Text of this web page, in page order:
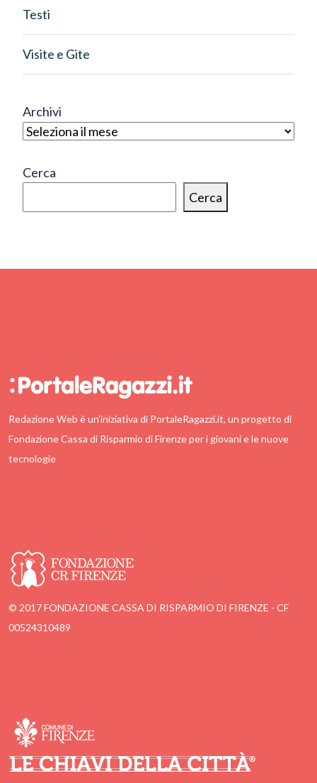
Testi
Visite e Gite
Archivi
Cerca
Cerca
Redazione Web è un'iniziativa di PortaleRagazzi.it, un progetto di
Fondazione Cassa di Risparmio di Firenze per i giovani e le nuove
tecnologie
© 2017 FONDAZIONE CASSA DI RISPARMIO DI FIRENZE - CF
00524310489